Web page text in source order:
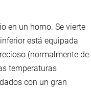
en un horno. Se vierte
está equipada
(normalmente de
temperaturas
con un gran